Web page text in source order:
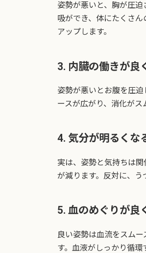
姿勢が悪いと、胸が圧
吸ができ、体にたくさ
アップします。
3. 内臓の働きが良
姿勢が悪いとお腹を圧
ースが広がり、消化がス
4. 気分が明るくな
実は、姿勢と気持ちは
が減ります。反対に、う
5. 血のめぐりが良
良い姿勢は血流をスム
す。血液がしっかり循環